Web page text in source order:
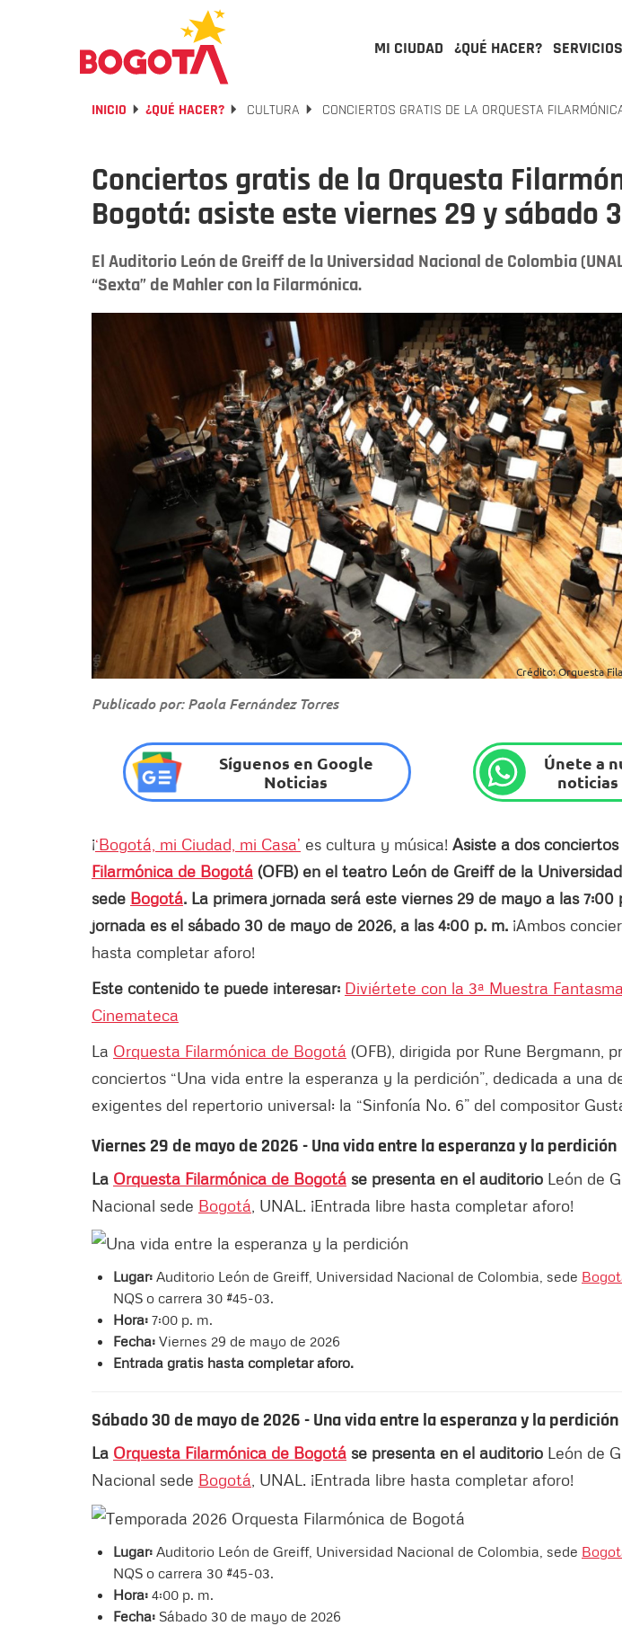
MI CIUDAD ¿QUÉ HACER? SERVICIOS
INICIO ¿QUÉ HACER? CULTURA CONCIERTOS GRATIS DE LA ORQUESTA
Conciertos gratis de la Orquesta
Bogotá: asiste este viernes 29 y sábado
El Auditorio León de Greiff de la Universidad Nacional de Colombia
“Sexta” de Mahler con la Filarmónica.
Crédito: Orquesta
Publicado por: Paola Fernández Torres
Síguenos en Google
Noticias
Únete a
noticias
¡‘Bogotá, mi Ciudad, mi Casa’ es cultura y música! Asiste a dos
Filarmónica de Bogotá (OFB) en el teatro León de Greiff de la
sede Bogotá. La primera jornada será este viernes 29 de mayo a las 7:00
jornada es el sábado 30 de mayo de 2026, a las 4:00 p. m. ¡Ambos
hasta completar aforo!
Este contenido te puede interesar: Diviértete con la 3ª Muestra
Cinemateca
La Orquesta Filarmónica de Bogotá (OFB), dirigida por Rune Bergmann,
conciertos “Una vida entre la esperanza y la perdición”, dedicada a una
exigentes del repertorio universal: la “Sinfonía No. 6” del compositor
Viernes 29 de mayo de 2026 - Una vida entre la esperanza y la perdición
La Orquesta Filarmónica de Bogotá se presenta en el auditorio León de
Nacional sede Bogotá , UNAL. ¡Entrada libre hasta completar aforo!
Lugar: Auditorio León de Greiff, Universidad Nacional de Colombia, sede
NQS o carrera 30 #45-03.
Hora: 7:00 p. m.
Fecha: Viernes 29 de mayo de 2026
Entrada gratis hasta completar aforo.
Sábado 30 de mayo de 2026 -Una vida entre la esperanza y la perdición
La Orquesta Filarmónica de Bogotá se presenta en el auditorio León de
Nacional sede Bogotá , UNAL. ¡Entrada libre hasta completar aforo!
Lugar: Auditorio León de Greiff, Universidad Nacional de Colombia, sede
NQS o carrera 30 #45-03.
Hora: 4:00 p. m.
Fecha: Sábado 30 de mayo de 2026